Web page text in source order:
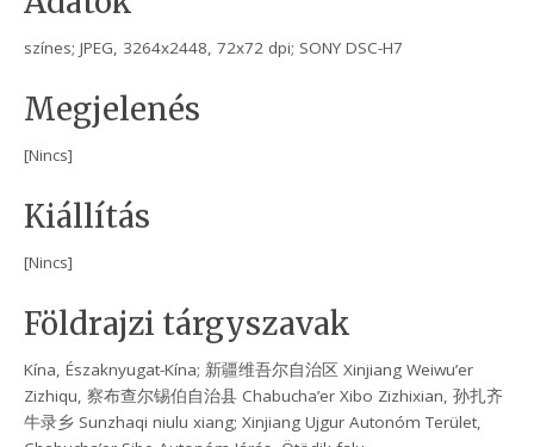
színes; JPEG, 3264x2448, 72x72 dpi; SONY DSC-H7
Megjelenés
[Nincs]
Kiállítás
[Nincs]
Földrajzi tárgyszavak
Kína, Északnyugat-Kína; 新疆维吾尔自治区 Xinjiang Weiwu’er
Zizhiqu, 察布查尔锡伯自治县 Chabucha’er Xibo Zizhixian, 孙扎齐
牛录乡 Sunzhaqi niulu xiang; Xinjiang Ujgur Autonóm Terület,